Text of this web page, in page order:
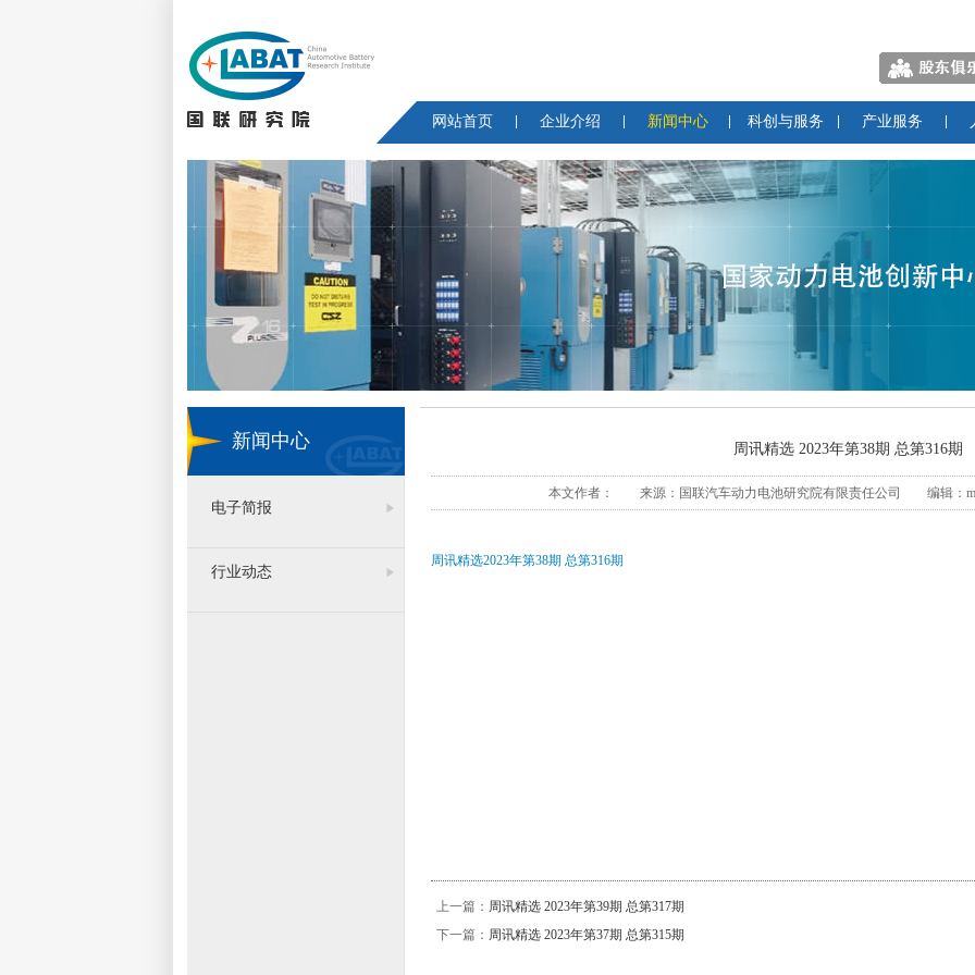
网站首页 企业介绍 新闻中心 科创与服务 产业服务
新闻中心
电子简报
行业动态
周讯精选 2023年第38期 总第316期
本文作者： 来源：国联汽车动力电池研究院有限责任公司 编辑：
周讯精选2023年第38期 总第316期
上一篇： 周讯精选 2023年第39期 总第317期
下一篇： 周讯精选 2023年第37期 总第315期